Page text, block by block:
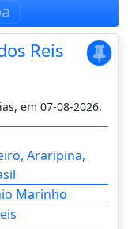
Reis
em 07-08-2026.
Araripina,
Marinho